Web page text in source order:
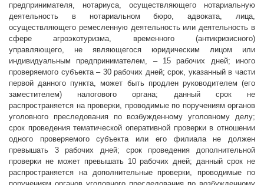
предпринимателя, нотариуса, осуществляющего нотариальную
деятельность в нотариальном бюро, адвоката, лица,
осуществляющего ремесленную деятельность или деятельность в
сфере агроэкотуризма, временного (антикризисного)
управляющего, не являющегося юридическим лицом или
индивидуальным предпринимателем, – 15 рабочих дней; иного
проверяемого субъекта – 30 рабочих дней; срок, указанный в части
первой данного пункта, может быть продлен руководителем (его
заместителем) налогового органа; данный срок не
распространяется на проверки, проводимые по поручениям органов
уголовного преследования по возбужденному уголовному делу;
срок проведения тематической оперативной проверки в отношении
одного проверяемого субъекта или его филиала не должен
превышать 3 рабочих дней; срок проведения дополнительной
проверки не может превышать 10 рабочих дней; данный срок не
распространяется на дополнительные проверки, проводимые по